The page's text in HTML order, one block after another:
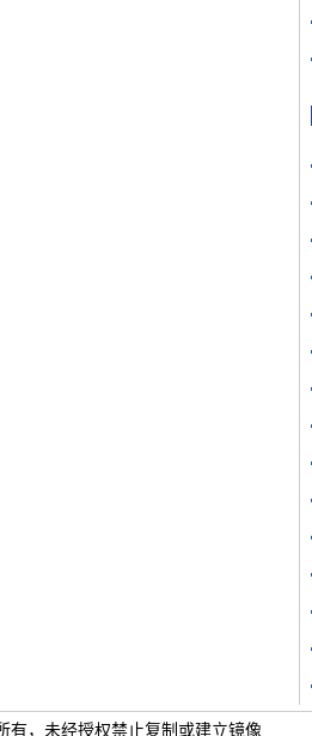
有，未经授权禁止复制或建立镜像